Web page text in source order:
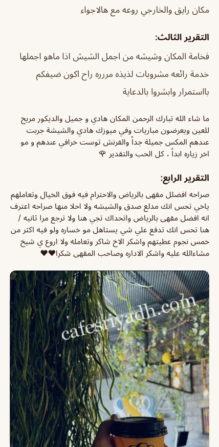
مكان رايق والخارجي روعه مع هالاجواء
التقرير الثالث:
فخامة المكان وشيشه من اجمل الشيش اذا ماهو اجملها
خدمة رائعه مشروبات لذيذه مررره راح اكون ضيفكم
بااستمرار وابشروا بالدعاية
ما شاء الله تبارك الرحمن المكان هادي و جميل والديكور مريح
للعين ويعرضون مباريات وفي ميوزك هادي والشيشة جربت
عندهم المكس جميلة جداً والفرنش توست خرافي عندهم و مو
اخر زياره ابداً ، كل الحب والتقدير 🌹
التقرير الرابع:
صراحه افضلل مقهى بالرياض والاحترام فيه فوق الخيال وتعاملهم
ياخي تحس انك مدلع صدق والشيشه ولا احلا منها صراحه اعترف
انه افضل مقهى بالرياض واتحداك تجي هنا ولا ترجع مرا ثانيه /
هنا تحس انك تدفع علي شي يستاهل مو خساره ولو فيه اكثر من
خمس نجوم عطيتهم واشكر الاخ شاكر وتعامله ولا اروع ي شيخ
مشاءالله عليه واشكر الاداره وصاحب المقهى شكرا♥️♥️